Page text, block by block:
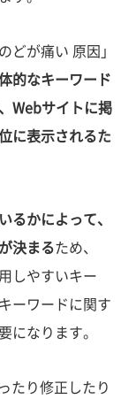
どが痛い 原因」
的なキーワード
Webサイトに掲
に表示されるた
るかによって、
決まるため、
しやすいキー
ーワードに関す
になります。
たり修正したり